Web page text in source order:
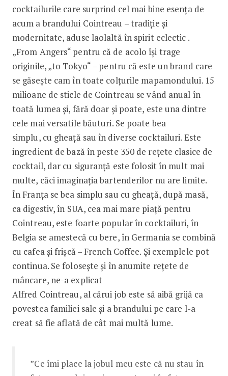
cocktailurile care surprind cel mai bine esența de
acum a brandului Cointreau – tradiție și
modernitate, aduse laolaltă în spirit eclectic .
„From Angers“ pentru că de acolo își trage
originile, „to Tokyo“ – pentru că este un brand care
se găsește cam în toate colțurile mapamondului. 15
mili­oane de sticle de Cointreau se vând anual în
toată lumea și, fără doar și poate, este una dintre
cele mai versatile băuturi. Se poate bea
simplu, cu gheață sau în diverse cocktailuri. Este
ingredient de bază în peste 350 de rețete clasice de
cocktail, dar cu siguranță este folosit în mult mai
multe, căci imaginația bartenderilor nu are limite.
În Franța se bea simplu sau cu gheață, după masă,
ca digestiv, în SUA, cea mai mare piață pentru
Cointreau, este foarte popular în cocktailuri, în
Belgia se amestecă cu bere, în Germania se combină
cu cafea și frișcă – French Coffee. Și exemplele pot
continua. Se folosește și în anumite rețete de
mâncare, ne-a explicat
Alfred Cointreau, al cărui job este să aibă grijă ca
povestea familiei sale și a brandului pe care l-a
creat să fie aflată de cât mai multă lume.
”Ce îmi place la jobul meu este că nu stau în